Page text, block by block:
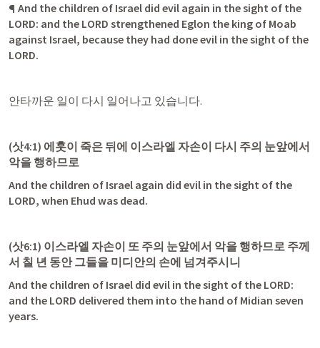
¶ And the children of Israel did evil again in the sight of the
LORD: and the LORD strengthened Eglon the king of Moab
against Israel, because they had done evil in the sight of the
LORD.
안타까운 일이 다시 일어나고 있습니다.
(삿4:1) 에훗이 죽은 뒤에 이스라엘 자손이 다시 주의 눈앞에서
악을 행하므로
And the children of Israel again did evil in the sight of the
LORD, when Ehud was dead.
(삿6:1) 이스라엘 자손이 또 주의 눈앞에서 악을 행하므로 주께
서 칠 년 동안 그들을 미디안의 손에 넘겨주시니
And the children of Israel did evil in the sight of the LORD:
and the LORD delivered them into the hand of Midian seven
years.